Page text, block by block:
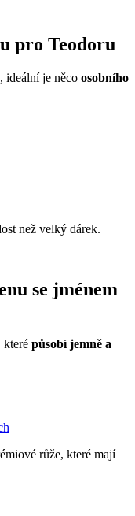
pro Teodoru
ideální je něco osobního
než velký dárek.
se jménem
které působí jemně a
růže, které mají